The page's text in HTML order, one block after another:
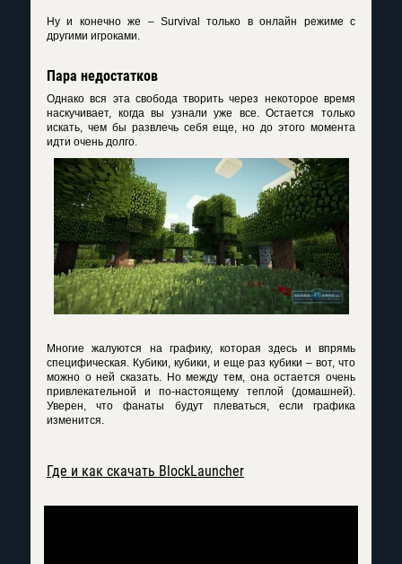
Ну и конечно же – Survival только в онлайн режиме с
другими игроками.
Пара недостатков
Однако вся эта свобода творить через некоторое время
наскучивает, когда вы узнали уже все. Остается только
искать, чем бы развлечь себя еще, но до этого момента
идти очень долго.
Многие жалуются на графику, которая здесь и впрямь
специфическая. Кубики, кубики, и еще раз кубики – вот, что
можно о ней сказать. Но между тем, она остается очень
привлекательной и по-настоящему теплой (домашней).
Уверен, что фанаты будут плеваться, если графика
изменится.
Где и как скачать BlockLauncher